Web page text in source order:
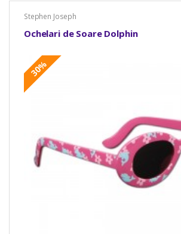
Stephen Joseph
Ochelari de Soare Dolphin
30%